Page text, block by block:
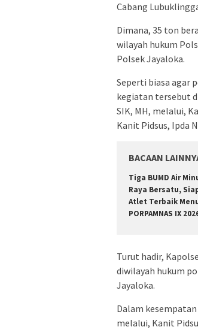
Cabang
Dimana, 35 ton
wilayah hukum
Polsek Jayaloka.
Seperti biasa agar
kegiatan tersebut
SIK, MH, melalui,
Kanit Pidsus, Ipda
BACAAN
Tiga BUMD Air
Raya Bersatu,
Atlet Terbaik
PORPAMNAS IX
Turut hadir,
diwilayah hukum
Jayaloka.
Dalam kesempatan
melalui, Kanit